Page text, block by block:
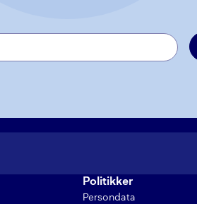
Politikker
Persondata